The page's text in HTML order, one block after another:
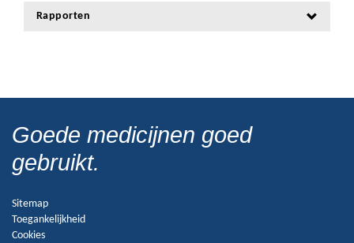
Rapporten
Goede medicijnen goed
gebruikt.
Sitemap
Toegankelijkheid
Cookies